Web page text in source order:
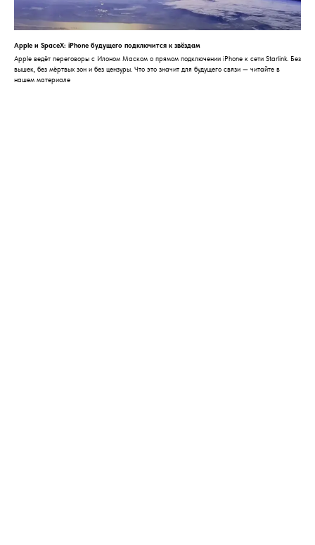
Apple и SpaceX: iPhone будущего подключится к звёздам
Apple ведёт переговоры с Илоном Маском о прямом подключении iPhone к сети Starlink. Без
вышек, без мёртвых зон и без цензуры. Что это значит для будущего связи — читайте в
нашем материале